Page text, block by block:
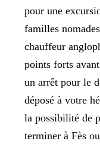
pour une
familles
chauffeur
points forts
un arrêt pour le
déposé à votre
la possibilité de
terminer à Fès